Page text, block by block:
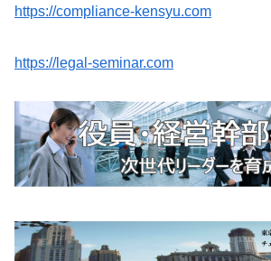
https://compliance-kensyu.com
https://legal-seminar.com